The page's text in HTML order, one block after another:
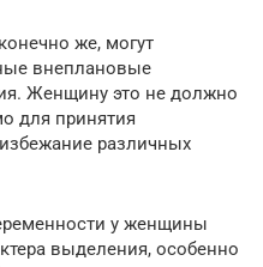
же, могут
внеплановые
Женщину это не должно
для принятия
различных
у женщины
выделения, особенно